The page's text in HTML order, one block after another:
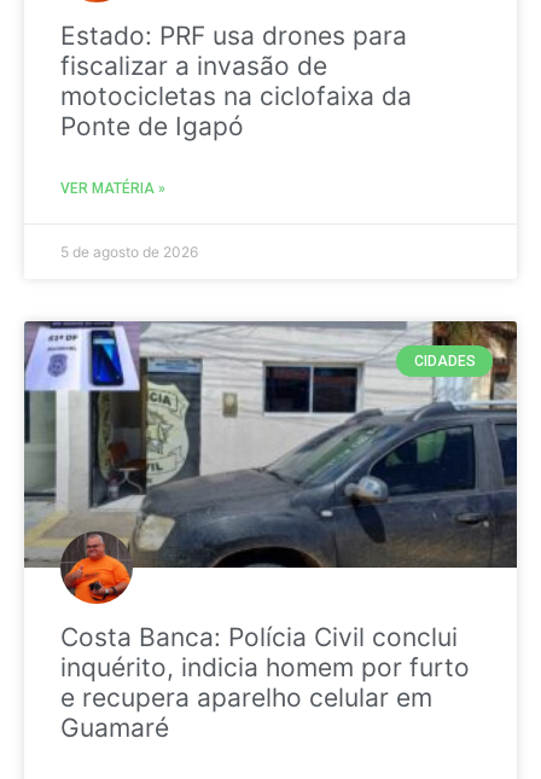
Estado: PRF usa drones para
fiscalizar a invasão de
motocicletas na ciclofaixa da
Ponte de Igapó
VER MATÉRIA »
5 de agosto de 2026
CIDADES
Costa Banca: Polícia Civil conclui
inquérito, indicia homem por furto
e recupera aparelho celular em
Guamaré